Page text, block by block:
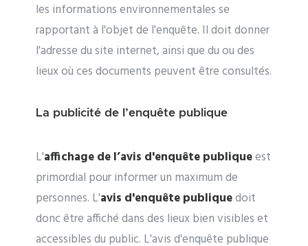
les informations environnementales se
rapportant à l'objet de l'enquête. Il doit donner
l'adresse du site internet, ainsi que du ou des
lieux où ces documents peuvent être consultés.
La publicité de l’enquête publique
L'affichage de l’avis d'enquête publiqueest
primordial pour informer un maximum de
personnes. L'avis d'enquête publiquedoit
donc être affiché dans des lieux bien visibles et
accessibles du public. L'avis d'enquête publique